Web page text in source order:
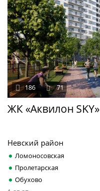
ЖК «Аквилон SKY»
186 71
Невский район
Ломоносовская
Пролетарская
Обухово